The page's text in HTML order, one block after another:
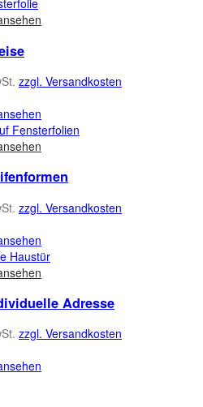
zzgl. Versandkosten
zzgl. Versandkosten
Adresse
zzgl. Versandkosten